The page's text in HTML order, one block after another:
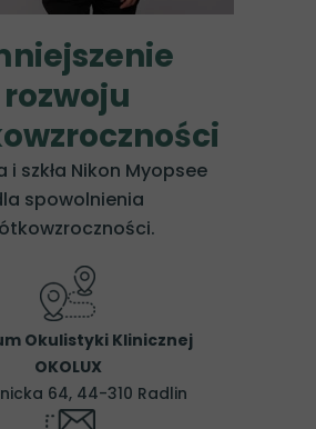
Okulistyki Klinicznej
OKOLUX
64, 44-310 Radlin
rozwoju
i szkła Nikon Myopsee
spowolnienia